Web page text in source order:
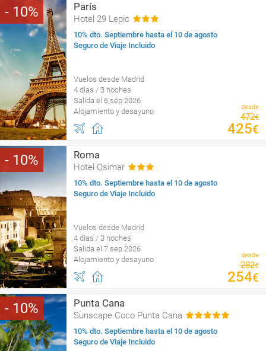
10 París
Hotel 29 Lepic
10% dto. Septiembre hasta el 10 de agosto
Seguro de Viaje Incluido
Vuelos desde Madrid
4 días / 3 noches
Salida el 6 sep 2026
Alojamiento y desayuno
desde
472€
425€
10 Roma
Hotel Osimar
10% dto. Septiembre hasta el 10 de agosto
Seguro de Viaje Incluido
Vuelos desde Madrid
4 días / 3 noches
Salida el 7 sep 2026
Alojamiento y desayuno
desde
282€
254€
10 Punta Cana
Sunscape Coco Punta Cana
10% dto. Septiembre hasta el 10 de agosto
Seguro de Viaje Incluido